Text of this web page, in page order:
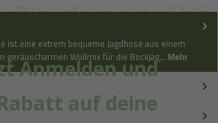
ist eine extrem bequeme Jagdhose aus einem
geräuscharmen Wollmix für die Bockjag… Mehr
Anmelden und
auf deine